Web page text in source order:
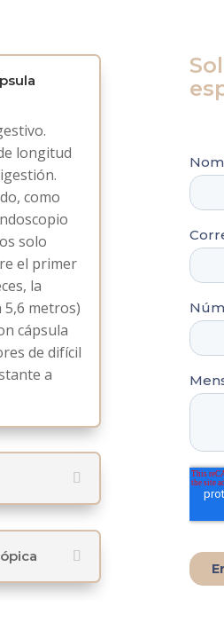
longitud
como
solo
el primer
la
5,6 metros)
cápsula
de difícil
a